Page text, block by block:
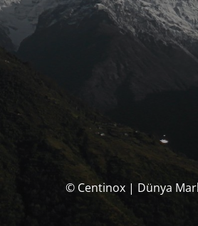
© Centinox | Dünya